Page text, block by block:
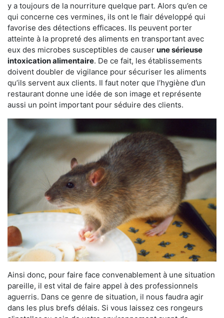
y a toujours de la nourriture quelque part. Alors qu’en ce
qui concerne ces vermines, ils ont le flair développé qui
favorise des détections efficaces. Ils peuvent porter
atteinte à la propreté des aliments en transportant avec
eux des microbes susceptibles de causer une sérieuse
intoxication alimentaire. De ce fait, les établissements
doivent doubler de vigilance pour sécuriser les aliments
qu’ils servent aux clients. Il faut noter que l’hygiène d’un
restaurant donne une idée de son image et représente
aussi un point important pour séduire des clients.
Ainsi donc, pour faire face convenablement à une situation
pareille, il est vital de faire appel à des professionnels
aguerris. Dans ce genre de situation, il nous faudra agir
dans les plus brefs délais. Si vous laissez ces rongeurs